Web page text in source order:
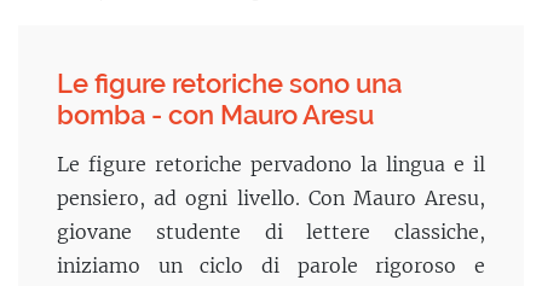
Le figure retoriche sono una
bomba - con Mauro Aresu
Le figure retoriche pervadono la lingua e il
pensiero, ad ogni livello. Con Mauro Aresu,
giovane studente di lettere classiche,
iniziamo un ciclo di parole rigoroso e